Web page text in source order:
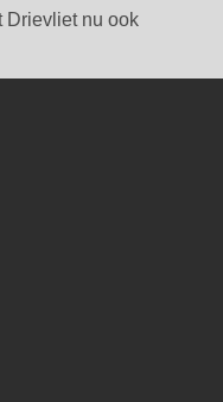
Drievliet nu ook